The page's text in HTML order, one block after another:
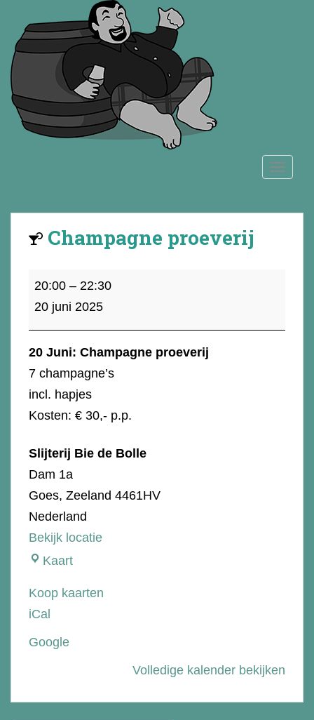
Champagne proeverij
Champagne
proeverij
20:00 – 22:30
20 juni 2025
20 Juni: Champagne proeverij
7 champagne’s
incl. hapjes
Kosten: € 30,- p.p.
Slijterij Bie de Bolle
Dam 1a
Goes, Zeeland 4461HV
Nederland
Bekijk locatie
KaartSlijterij
de
Koop kaarten
iCal
Google
Volledige kalender bekijken